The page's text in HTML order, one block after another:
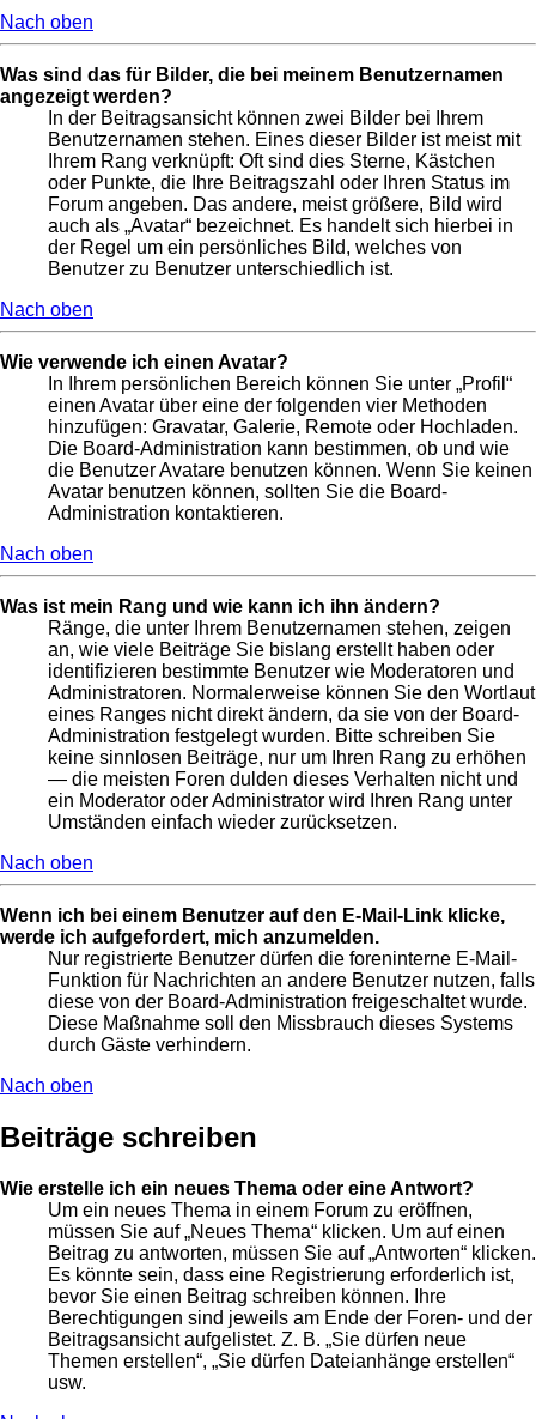
Nach oben
Was sind das für Bilder, die bei meinem Benutzernamen
angezeigt werden?
In der Beitragsansicht können zwei Bilder bei Ihrem
Benutzernamen stehen. Eines dieser Bilder ist meist mit
Ihrem Rang verknüpft: Oft sind dies Sterne, Kästchen
oder Punkte, die Ihre Beitragszahl oder Ihren Status im
Forum angeben. Das andere, meist größere, Bild wird
auch als „Avatar“ bezeichnet. Es handelt sich hierbei in
der Regel um ein persönliches Bild, welches von
Benutzer zu Benutzer unterschiedlich ist.
Nach oben
Wie verwende ich einen Avatar?
In Ihrem persönlichen Bereich können Sie unter „Profil“
einen Avatar über eine der folgenden vier Methoden
hinzufügen: Gravatar, Galerie, Remote oder Hochladen.
Die Board-Administration kann bestimmen, ob und wie
die Benutzer Avatare benutzen können. Wenn Sie keinen
Avatar benutzen können, sollten Sie die Board-
Administration kontaktieren.
Nach oben
Was ist mein Rang und wie kann ich ihn ändern?
Ränge, die unter Ihrem Benutzernamen stehen, zeigen
an, wie viele Beiträge Sie bislang erstellt haben oder
identifizieren bestimmte Benutzer wie Moderatoren und
Administratoren. Normalerweise können Sie den Wortlaut
eines Ranges nicht direkt ändern, da sie von der Board-
Administration festgelegt wurden. Bitte schreiben Sie
keine sinnlosen Beiträge, nur um Ihren Rang zu erhöhen
— die meisten Foren dulden dieses Verhalten nicht und
ein Moderator oder Administrator wird Ihren Rang unter
Umständen einfach wieder zurücksetzen.
Nach oben
Wenn ich bei einem Benutzer auf den E-Mail-Link klicke,
werde ich aufgefordert, mich anzumelden.
Nur registrierte Benutzer dürfen die foreninterne E-Mail-
Funktion für Nachrichten an andere Benutzer nutzen, falls
diese von der Board-Administration freigeschaltet wurde.
Diese Maßnahme soll den Missbrauch dieses Systems
durch Gäste verhindern.
Nach oben
Beiträge schreiben
Wie erstelle ich ein neues Thema oder eine Antwort?
Um ein neues Thema in einem Forum zu eröffnen,
müssen Sie auf „Neues Thema“ klicken. Um auf einen
Beitrag zu antworten, müssen Sie auf „Antworten“ klicken.
Es könnte sein, dass eine Registrierung erforderlich ist,
bevor Sie einen Beitrag schreiben können. Ihre
Berechtigungen sind jeweils am Ende der Foren- und der
Beitragsansicht aufgelistet. Z. B. „Sie dürfen neue
Themen erstellen“, „Sie dürfen Dateianhänge erstellen“
usw.